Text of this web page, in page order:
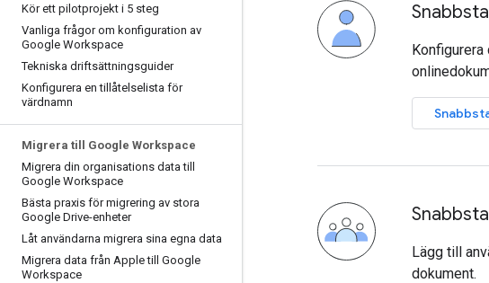
Kör ett pilotprojekt i 5 steg
Vanliga frågor om konfiguration av
Google Workspace
Tekniska driftsättningsguider
Konfigurera en tillåtelselista för
värdnamn
Migrera till Google Workspace
Migrera din organisations data till
Google Workspace
Bästa praxis för migrering av stora
Google Drive-enheter
Låt användarna migrera sina egna data
Migrera data från Apple till Google
Workspace
Konfigurera
Lägg till
dokument.